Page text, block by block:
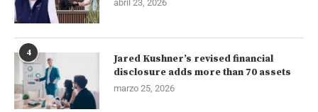
abril 23, 2026
4
Jared Kushner’s revised financial
disclosure adds more than 70 assets
marzo 25, 2026